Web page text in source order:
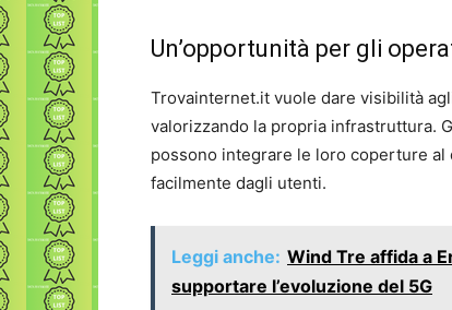
Un’opportunità per gli
Trovainternet.it vuole dare visibilità
valorizzando la propria infrastruttura.
possono integrare le loro coperture
facilmente dagli utenti.
Leggi anche: Wind Tre affida a
supportare l’evoluzione del 5G